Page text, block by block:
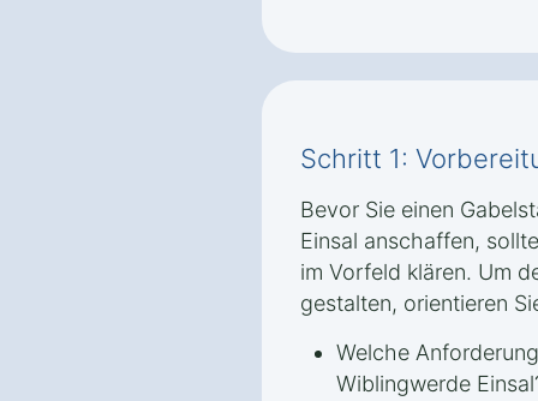
Schritt 1:
Bevor Sie einen
Einsal anschaffen,
im Vorfeld klären. Um
gestalten, orientieren
Welche
Wiblingwerde